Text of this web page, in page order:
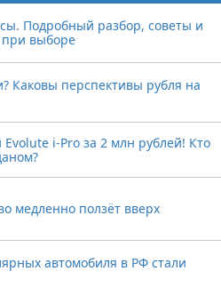
Подробный разбор, советы и
выборе
Каковы перспективы рубля на
Evolute i-Pro за 2 млн рублей! Кто
медленно ползёт вверх
автомобиля в РФ стали